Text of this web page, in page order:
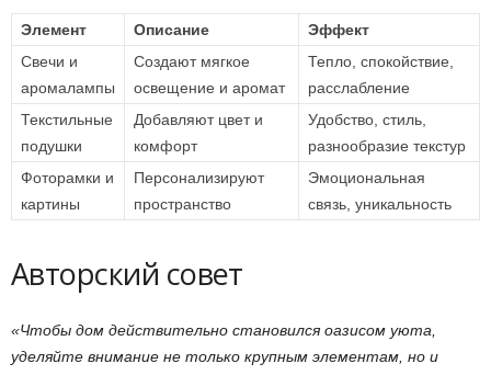
Элемент Описание
Эффект
Свечи и
аромалампы
Создают мягкое
освещение и аромат
Тепло, спокойствие,
расслабление
Текстильные
подушки
Добавляют цвет и
комфорт
Удобство, стиль,
разнообразие текстур
Фоторамки и
картины
Персонализируют
пространство
Эмоциональная
связь, уникальность
Авторский совет
«Чтобы дом действительно становился оазисом уюта,
уделяйте внимание не только крупным элементам, но и